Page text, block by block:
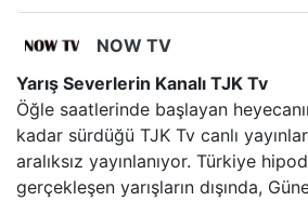
NOW TV
BEYAZ TV
SHOW TV
Yarış Severlerin Kanalı TJK Tv
Öğle saatlerinde başlayan
kadar sürdüğü TJK Tv canlı
aralıksız yayınlanıyor. Türkiye
gerçekleşen yarışların dışında,